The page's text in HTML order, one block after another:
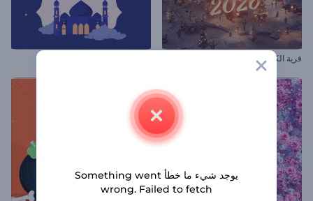
قرية الكريسماس السحرية
يوجد شيء ما خطأ Something went
wrong. Failed to fetch